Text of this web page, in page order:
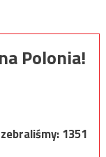
Polonia!
zebraliśmy:1351